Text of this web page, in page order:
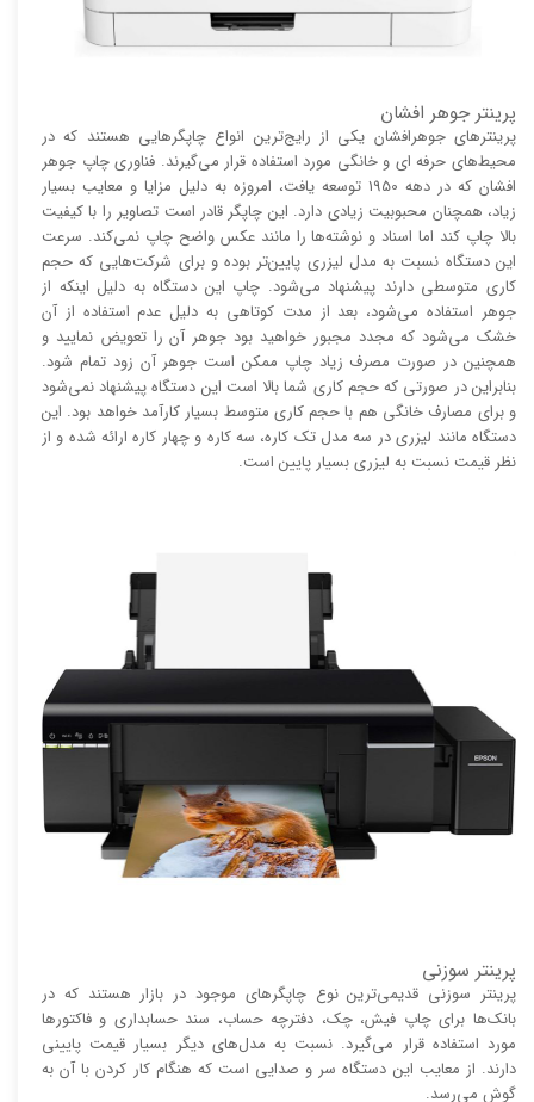
پرینتر جوهر افشان
پرینتر‌های جوهرافشان یکی از رایج‌ترین انواع چاپگر‌هایی هستند که در
محیط‌های حرفه ای و خانگی مورد استفاده قرار می‌گیرند. فناوری چاپ جوهر
افشان که در دهه 1950 توسعه یافت، امروزه به دلیل مزایا و معایب بسیار
زیاد، همچنان محبوبیت زیادی دارد. این چاپگر قادر است تصاویر را با کیفیت
بالا چاپ کند اما اسناد و نوشته‌ها را مانند عکس واضح چاپ نمی‌کند. سرعت
این دستگاه نسبت به مدل لیزری پایین‌تر بوده و برای شرکت‌هایی که حجم
کاری متوسطی دارند پیشنهاد می‌شود. چاپ این دستگاه به دلیل اینکه از
جوهر استفاده می‌شود، بعد از مدت کوتاهی به دلیل عدم استفاده از آن
خشک می‌شود که مجدد مجبور خواهید بود جوهر آن را تعویض نمایید و
همچنین در صورت مصرف زیاد چاپ ممکن است جوهر آن زود تمام شود.
بنابراین در صورتی که حجم کاری شما بالا است این دستگاه پیشنهاد نمی‌شود
و برای مصارف خانگی هم با حجم کاری متوسط بسیار کارآمد خواهد بود. این
دستگاه مانند لیزری در سه مدل تک کاره، سه کاره و چهار کاره ارائه شده و از
نظر قیمت نسبت به لیزری بسیار پایین است.
پرینتر سوزنی
پرینتر سوزنی قدیمی‌ترین نوع چاپگر‌های موجود در بازار هستند که در
بانک‌ها برای چاپ فیش، چک، دفترچه حساب، سند حسابداری و فاکتور‌ها
مورد استفاده قرار می‌گیرد. نسبت به مدل‌های دیگر بسیار قیمت پایینی
دارند. از معایب این دستگاه سر و صدایی است که هنگام کار کردن با آن به
گوش می‌رسد.